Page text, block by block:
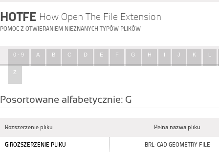
HOTFE How Open The File Extension
POMOC Z OTWIERANIEM NIEZNANYCH TYPÓW PLIKÓW
0 - 9 A B C D E F G H I J K L
Z
Posortowane alfabetycznie: G
Rozszerzenie pliku Pełna nazwa pliku
G ROZSZERZENIE PLIKU BRL-CAD GEOMETRY FILE